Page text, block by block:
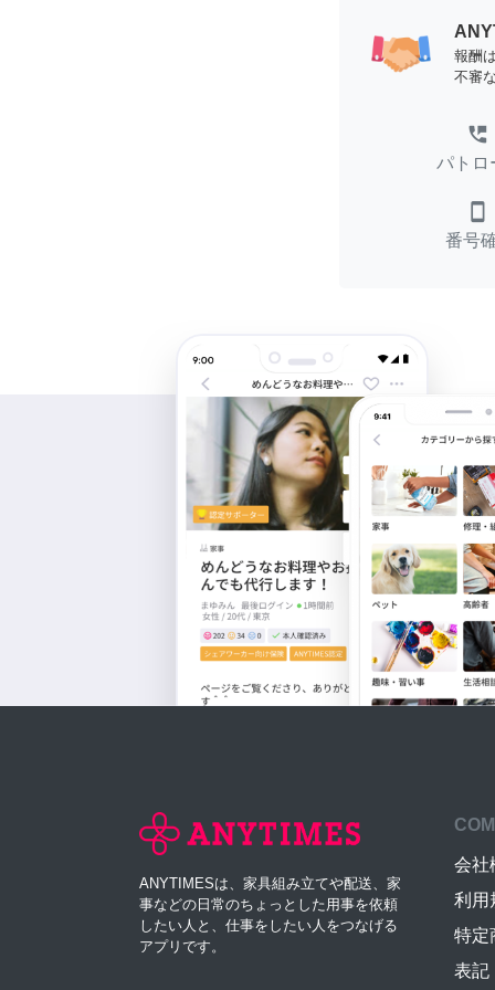
報酬
不審
perm_phone_msg
パトロ
smartphone
番号
ANYTIMESは、家具組み立てや配送、家
事などの日常のちょっとした用事を依頼
したい人と、仕事をしたい人をつなげる
アプリです。
会社
利用
特定
表記